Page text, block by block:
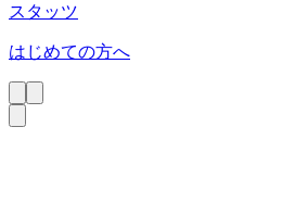
スタッツ
はじめての方へ